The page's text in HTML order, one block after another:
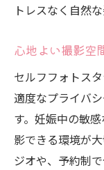
トレスなく自然
心地よい撮影空
セルフフォトス
適度なプライバ
す。妊娠中の敏
影できる環境が
ジオや、予約制